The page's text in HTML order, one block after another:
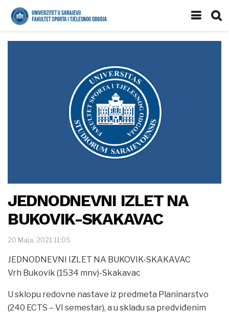
JEDNODNEVNI IZLET NA
BUKOVIK-SKAKAVAC
20 Maja, 2021 11:05
JEDNODNEVNI IZLET NA BUKOVIK-SKAKAVAC
Vrh Bukovik (1534 mnv)-Skakavac
U sklopu redovne nastave iz predmeta Planinarstvo
(240 ECTS – VI semestar), a u skladu sa predviđenim